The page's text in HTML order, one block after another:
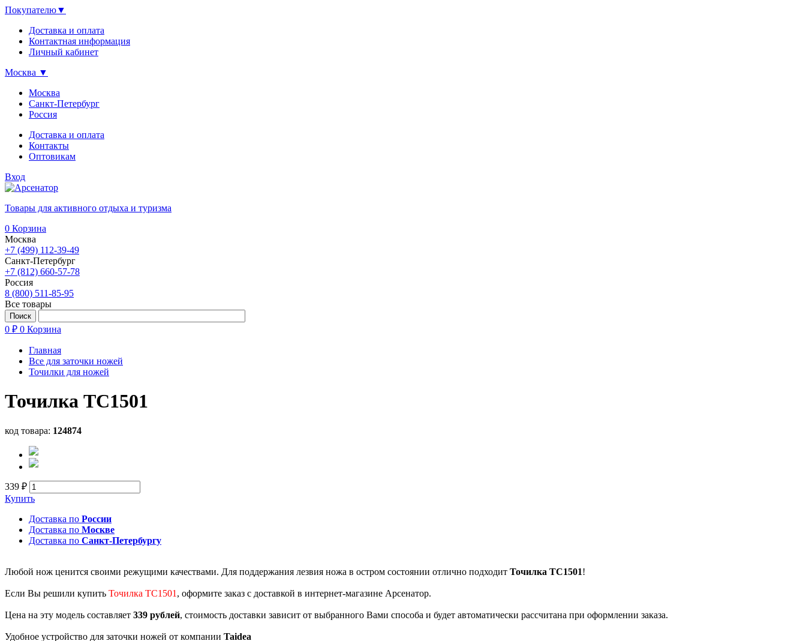
Покупателю▼
Доставка и оплата
Контактная информация
Личный кабинет
Москва ▼
Москва
Санкт-Петербург
Россия
Доставка и оплата
Контакты
Оптовикам
Вход
Товары для активного отдыха и туризма
0 Корзина
Москва
+7 (499) 112-39-49
Санкт-Петербург
+7 (812) 660-57-78
Россия
8 (800) 511-85-95
Все товары
0 ₽ 0 Корзина
Главная
Все для заточки ножей
Точилки для ножей
Точилка TC1501
код товара: 124874
339 ₽
Купить
Доставка по России
Доставка по Москве
Доставка по Санкт-Петербургу
Любой нож ценится своими режущими качествами. Для поддержания лезвия ножа в остром состоянии отлично подходит Точилка TC1501!
Если Вы решили купить Точилка TC1501 , оформите заказ с доставкой в интернет-магазине Арсенатор.
Цена на эту модель составляет 339 рублей, стоимость доставки зависит от выбранного Вами способа и будет автоматически рассчитана при оформлении заказа.
Удобное устройство для заточки ножей от компании Taidea